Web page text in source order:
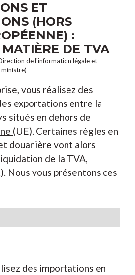
ET
(HORS
:
MATIÈRE DE TVA
de l'information légale et
vous réalisez des
exportations entre la
situés en dehors de
(UE). Certaines règles en
douanière vont alors
de la TVA,
Nous vous présentons ces
des importations en